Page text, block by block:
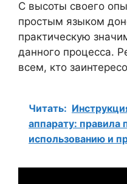
С высоты своего
простым языком
практическую
данного процесса.
всем, кто
Читать:
аппарату: правила
использованию и